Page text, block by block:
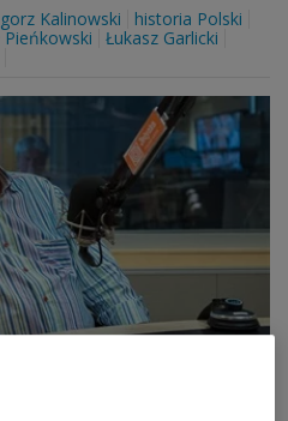
Kalinowski
historia Polski
Pieńkowski
Łukasz Garlicki
Jakuba Tarki